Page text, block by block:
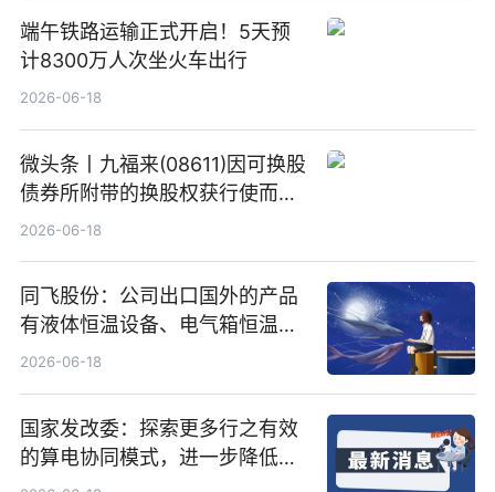
端午铁路运输正式开启！5天预
计8300万人次坐火车出行
2026-06-18
微头条丨九福来(08611)因可换股
债券所附带的换股权获行使而发
行5200万股
2026-06-18
同飞股份：公司出口国外的产品
有液体恒温设备、电气箱恒温装
置、纯水冷却单元和特种换热器
2026-06-18
国家发改委：探索更多行之有效
的算电协同模式，进一步降低网
络传输时延_最资讯